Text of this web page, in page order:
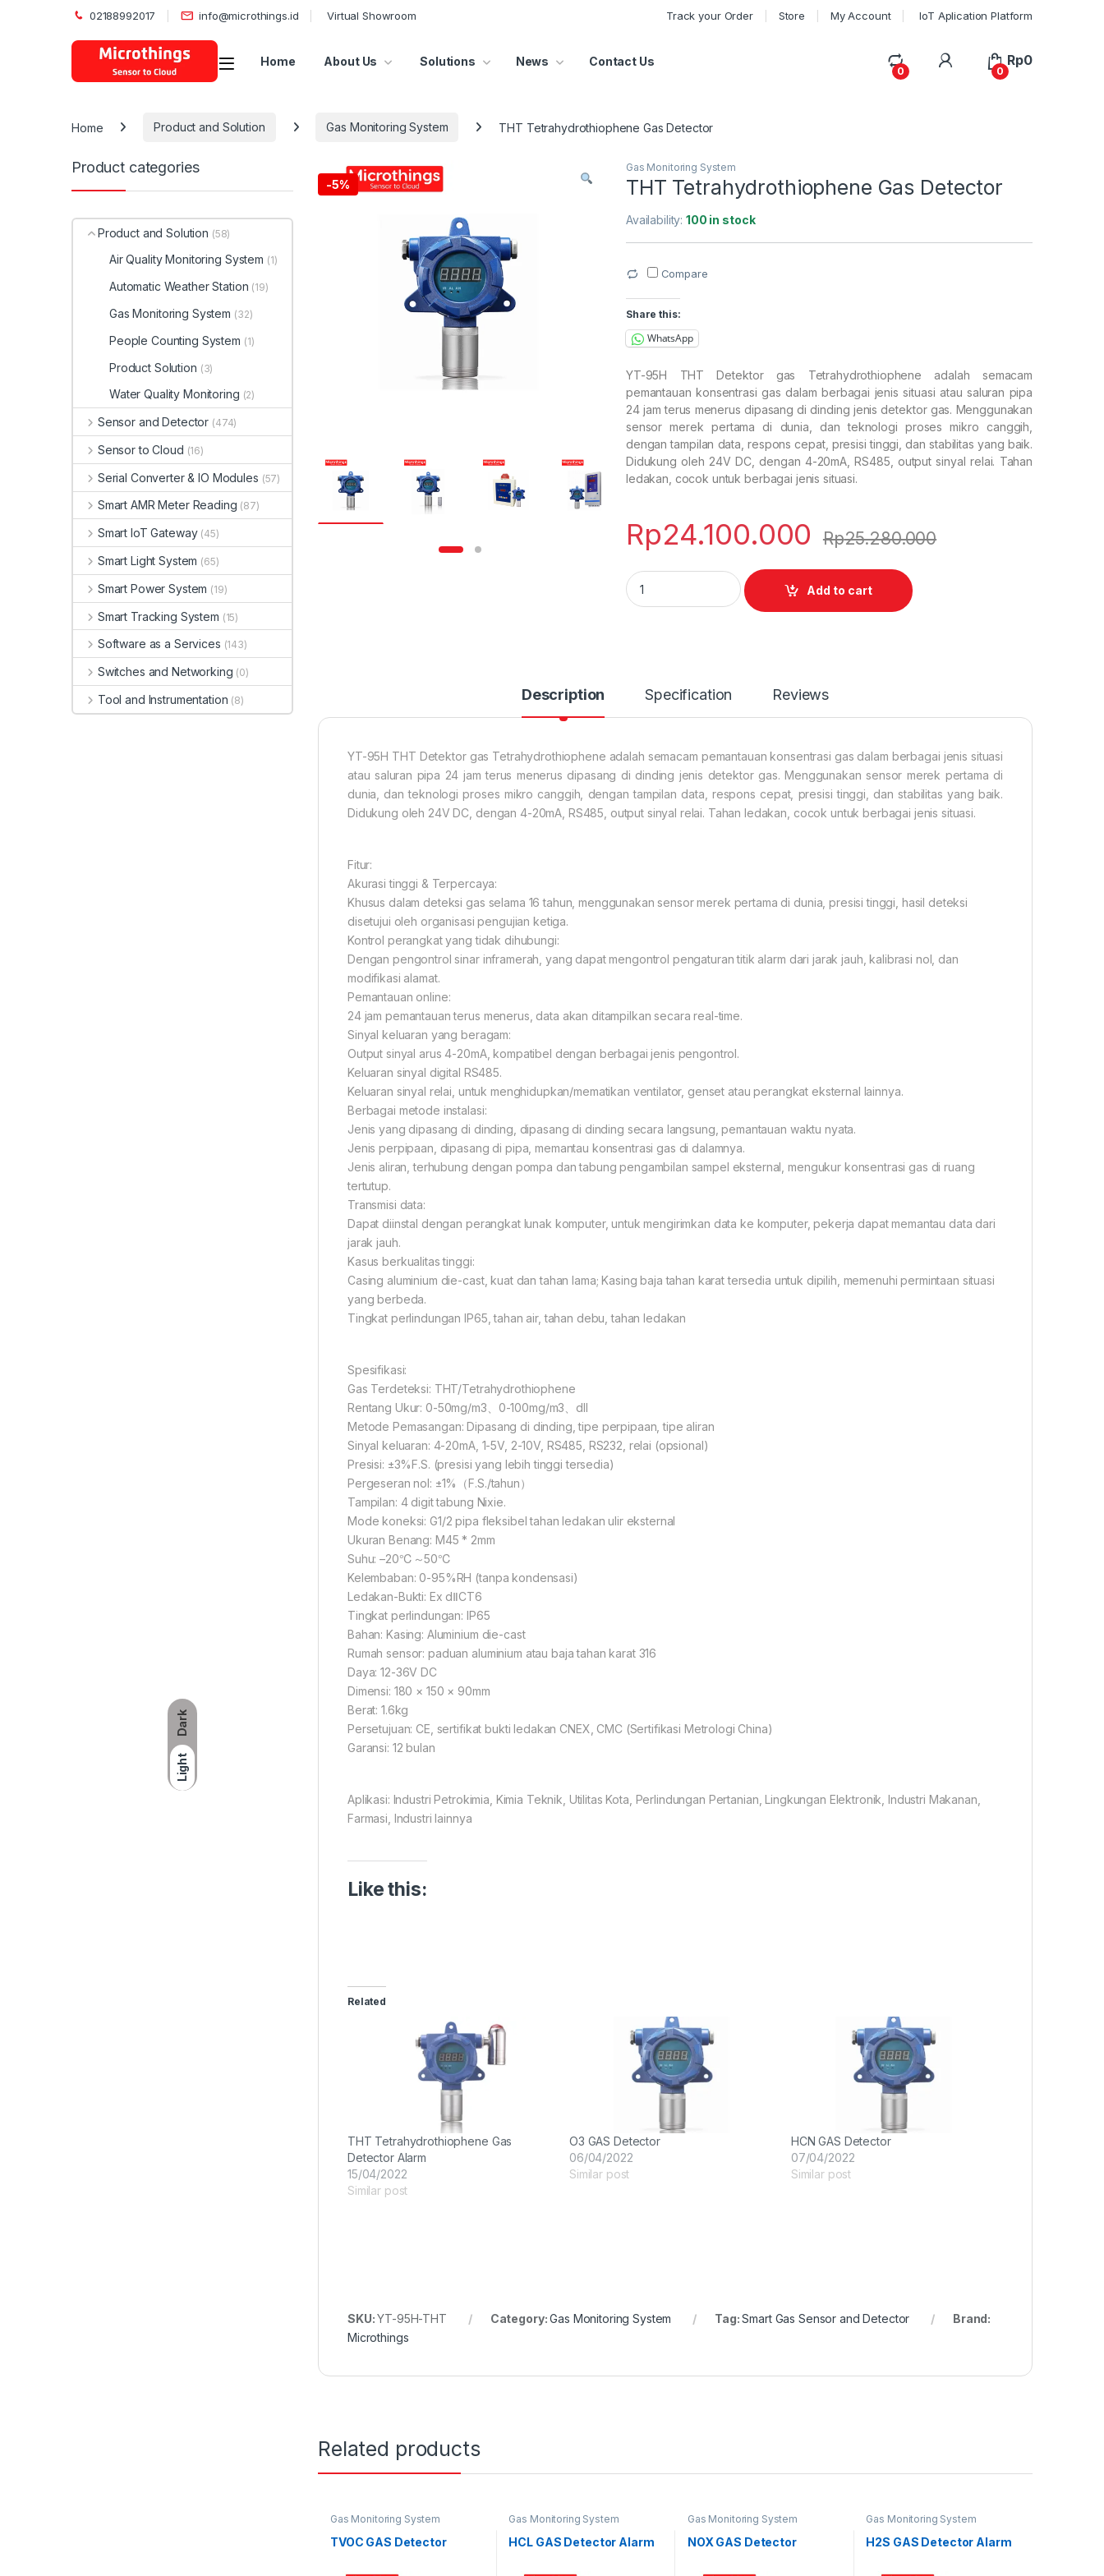
Dark
Light
02188992017 info@microthings.id Virtual Showroom Track your Order Store My Account IoT Aplication Platform
Open Home About Us Solutions News Contact Us
0
My Account
0
Rp0
Home Product and Solution Gas Monitoring System THT Tetrahydrothiophene Gas Detector
-5%
Gas Monitoring System
THT Tetrahydrothiophene Gas Detector
Availability:100 in stock
Compare
Share this:
WhatsApp
YT-95H THT Detektor gas Tetrahydrothiophene adalah semacam
pemantauan konsentrasi gas dalam berbagai jenis situasi atau saluran pipa
24 jam terus menerus dipasang di dinding jenis detektor gas. Menggunakan
sensor merek pertama di dunia, dan teknologi proses mikro canggih,
dengan tampilan data, respons cepat, presisi tinggi, dan stabilitas yang baik.
Didukung oleh 24V DC, dengan 4-20mA, RS485, output sinyal relai. Tahan
ledakan, cocok untuk berbagai jenis situasi.
Rp24.100.000 Rp25.280.000
THT Tetrahydrothiophene Gas Detector quantity
Add to cart
Description Specification Reviews
YT-95H THT Detektor gas Tetrahydrothiophene adalah semacam pemantauan konsentrasi gas dalam berbagai jenis situasi
atau saluran pipa 24 jam terus menerus dipasang di dinding jenis detektor gas. Menggunakan sensor merek pertama di
dunia, dan teknologi proses mikro canggih, dengan tampilan data, respons cepat, presisi tinggi, dan stabilitas yang baik.
Didukung oleh 24V DC, dengan 4-20mA, RS485, output sinyal relai. Tahan ledakan, cocok untuk berbagai jenis situasi.
Fitur:
Akurasi tinggi & Terpercaya:
Khusus dalam deteksi gas selama 16 tahun, menggunakan sensor merek pertama di dunia, presisi tinggi, hasil deteksi
disetujui oleh organisasi pengujian ketiga.
Kontrol perangkat yang tidak dihubungi:
Dengan pengontrol sinar inframerah, yang dapat mengontrol pengaturan titik alarm dari jarak jauh, kalibrasi nol, dan
modifikasi alamat.
Pemantauan online:
24 jam pemantauan terus menerus, data akan ditampilkan secara real-time.
Sinyal keluaran yang beragam:
Output sinyal arus 4-20mA, kompatibel dengan berbagai jenis pengontrol.
Keluaran sinyal digital RS485.
Keluaran sinyal relai, untuk menghidupkan/mematikan ventilator, genset atau perangkat eksternal lainnya.
Berbagai metode instalasi:
Jenis yang dipasang di dinding, dipasang di dinding secara langsung, pemantauan waktu nyata.
Jenis perpipaan, dipasang di pipa, memantau konsentrasi gas di dalamnya.
Jenis aliran, terhubung dengan pompa dan tabung pengambilan sampel eksternal, mengukur konsentrasi gas di ruang
tertutup.
Transmisi data:
Dapat diinstal dengan perangkat lunak komputer, untuk mengirimkan data ke komputer, pekerja dapat memantau data dari
jarak jauh.
Kasus berkualitas tinggi:
Casing aluminium die-cast, kuat dan tahan lama; Kasing baja tahan karat tersedia untuk dipilih, memenuhi permintaan situasi
yang berbeda.
Tingkat perlindungan IP65, tahan air, tahan debu, tahan ledakan
Spesifikasi:
Gas Terdeteksi: THT/Tetrahydrothiophene
Rentang Ukur: 0-50mg/m3、0-100mg/m3、dll
Metode Pemasangan: Dipasang di dinding, tipe perpipaan, tipe aliran
Sinyal keluaran: 4-20mA, 1-5V, 2-10V, RS485, RS232, relai (opsional)
Presisi: ±3%F.S. (presisi yang lebih tinggi tersedia)
Pergeseran nol: ±1%（F.S./tahun）
Tampilan: 4 digit tabung Nixie.
Mode koneksi: G1/2 pipa fleksibel tahan ledakan ulir eksternal
Ukuran Benang: M45 * 2mm
Suhu: –20℃～50℃
Kelembaban: 0-95%RH (tanpa kondensasi)
Ledakan-Bukti: Ex dⅡCT6
Tingkat perlindungan: IP65
Bahan: Kasing: Aluminium die-cast
Rumah sensor: paduan aluminium atau baja tahan karat 316
Daya: 12-36V DC
Dimensi: 180 × 150 × 90mm
Berat: 1.6kg
Persetujuan: CE, sertifikat bukti ledakan CNEX, CMC (Sertifikasi Metrologi China)
Garansi: 12 bulan
Aplikasi: Industri Petrokimia, Kimia Teknik, Utilitas Kota, Perlindungan Pertanian, Lingkungan Elektronik, Industri Makanan,
Farmasi, Industri lainnya
Like this:
Related
THT Tetrahydrothiophene Gas
Detector Alarm
15/04/2022
Similar post
O3 GAS Detector
06/04/2022
Similar post
HCN GAS Detector
07/04/2022
Similar post
SKU:YT-95H-THT Category:Gas Monitoring System Tag:Smart Gas Sensor and Detector
Brand:
Microthings
Related products
Gas Monitoring System
TVOC GAS Detector
Gas Monitoring System
HCL GAS Detector Alarm
Gas Monitoring System
NOX GAS Detector
Gas Monitoring System
H2S GAS Detector Alarm
Product categories
Product and Solution (58)
Air Quality Monitoring System (1)
Automatic Weather Station (19)
Gas Monitoring System (32)
People Counting System (1)
Product Solution (3)
Water Quality Monitoring (2)
Sensor and Detector (474)
Sensor to Cloud (16)
Serial Converter & IO Modules (57)
Smart AMR Meter Reading (87)
Smart IoT Gateway (45)
Smart Light System (65)
Smart Power System (19)
Smart Tracking System (15)
Software as a Services (143)
Switches and Networking (0)
Tool and Instrumentation (8)